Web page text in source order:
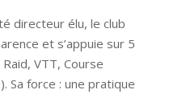
directeur élu, le club
et s’appuie sur 5
VTT, Course
Sa force : une pratique